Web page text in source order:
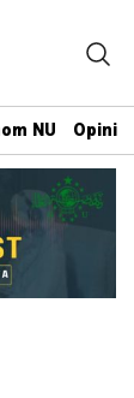
NU Opini